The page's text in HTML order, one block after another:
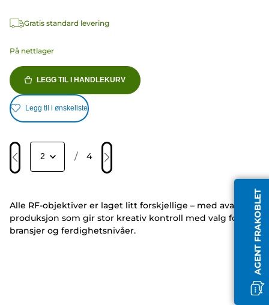
Gratis standard levering
På nettlager
LEGG TIL I HANDLEKURV
Legg til i ønskeliste
/ 4
AGENT FRAKOBLET
Alle RF-objektiver er laget litt forskjellige – med avansert
produksjon som gir stor kreativ kontroll med valg for alle
bransjer og ferdighetsnivåer.